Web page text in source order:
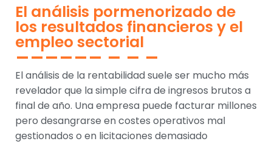
El análisis pormenorizado de
los resultados financieros y el
empleo sectorial
El análisis de la rentabilidad suele ser mucho más
revelador que la simple cifra de ingresos brutos a
final de año. Una empresa puede facturar millones
pero desangrarse en costes operativos mal
gestionados o en licitaciones demasiado